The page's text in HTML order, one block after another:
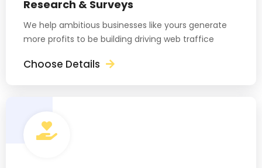
Research & Surveys
We help ambitious businesses like yours generate
more profits to be building driving web traffice
Choose Details